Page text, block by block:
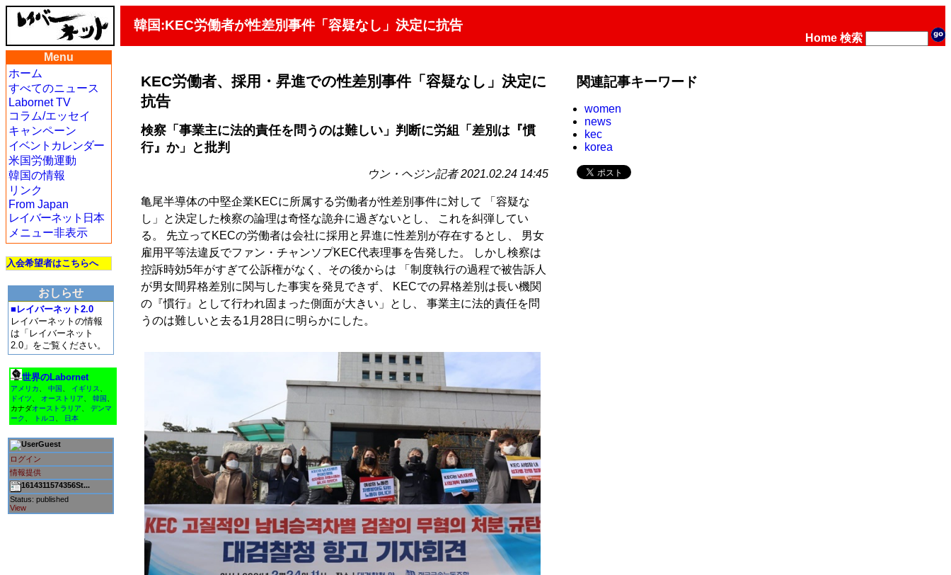
韓国:KEC労働者が性差別事件「容疑なし」決定に抗告
Home 検索
Menu
ホーム
すべてのニュース
Labornet TV
コラム/エッセイ
キャンペーン
イベントカレンダー
米国労働運動
韓国の情報
リンク
From Japan
レイバーネット日本
メニュー非表示
入会希望者はこちらへ
おしらせ
■レイバーネット2.0
レイバーネットの情報
は「レイバーネット
2.0」をご覧ください。
世界のLabornet
アメリカ 中国 イギリス
ドイツ
オーストリア 韓国
カナダオーストラリア
デンマ
ーク
トルコ 日本
Guest
ログイン
情報提供
1614311574356St...
Status: published
View
KEC労働者、採用・昇進での性差別事件「容疑なし」決定に
抗告
検察「事業主に法的責任を問うのは難しい」判断に労組「差別は『慣
行』か」と批判
ウン・ヘジン記者 2021.02.24 14:45
亀尾半導体の中堅企業KECに所属する労働者が性差別事件に対して 「容疑な
し」と決定した検察の論理は奇怪な詭弁に過ぎないとし、 これを糾弾してい
る。 先立ってKECの労働者は会社に採用と昇進に性差別が存在するとし、 男女
雇用平等法違反でファン・チャンソプKEC代表理事を告発した。 しかし検察は
控訴時効5年がすぎて公訴権がなく、その後からは 「制度執行の過程で被告訴人
が男女間昇格差別に関与した事実を発見できず、 KECでの昇格差別は長い機関
の『慣行』として行われ固まった側面が大きい」とし、 事業主に法的責任を問
うのは難しいと去る1月28日に明らかにした。
関連記事キーワード
women
news
kec
korea